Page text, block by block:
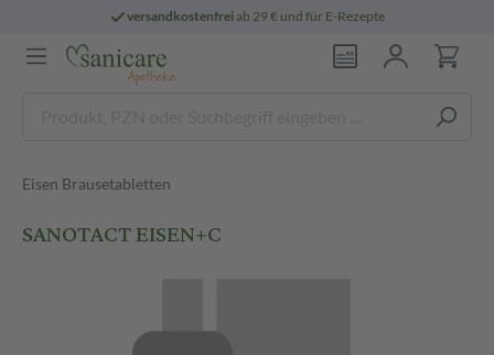
versandkostenfreiab 29 € und für E-Rezepte
Eisen Brausetabletten
SANOTACT EISEN+C